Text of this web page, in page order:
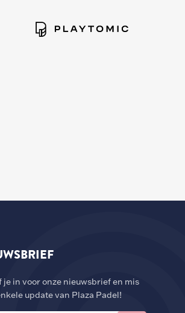
in voor onze nieuwsbrief en mis
update van Plaza Padel!